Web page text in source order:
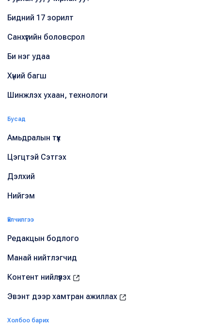
Бидний 17 зорилт
Санхүүгийн боловсрол
Би нэг удаа
Хүний багш
Шинжлэх ухаан, технологи
Бусад
Амьдралын түүх
Цэгцтэй Сэтгэх
Дэлхий
Нийгэм
Үйлчилгээ
Редакцын бодлого
Манай нийтлэгчид
Контент нийлүүлэх
Эвэнт дээр хамтран ажиллах
Холбоо барих